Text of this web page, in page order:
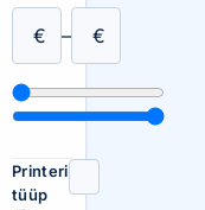
€ – €
Printeri
tüüp